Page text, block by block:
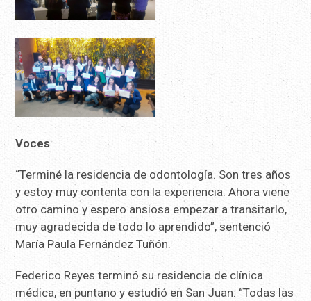
Voces
“Terminé la residencia de odontología. Son tres años
y estoy muy contenta con la experiencia. Ahora viene
otro camino y espero ansiosa empezar a transitarlo,
muy agradecida de todo lo aprendido”, sentenció
María Paula Fernández Tuñón.
Federico Reyes terminó su residencia de clínica
médica, en puntano y estudió en San Juan: “Todas las